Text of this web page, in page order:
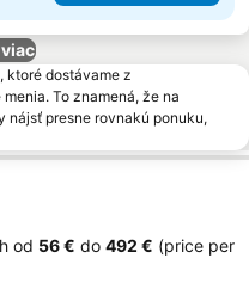
ktoré dostávame z
To znamená, že na
nájsť presne rovnakú ponuku,
od ‎56 € do ‎492 € (price per